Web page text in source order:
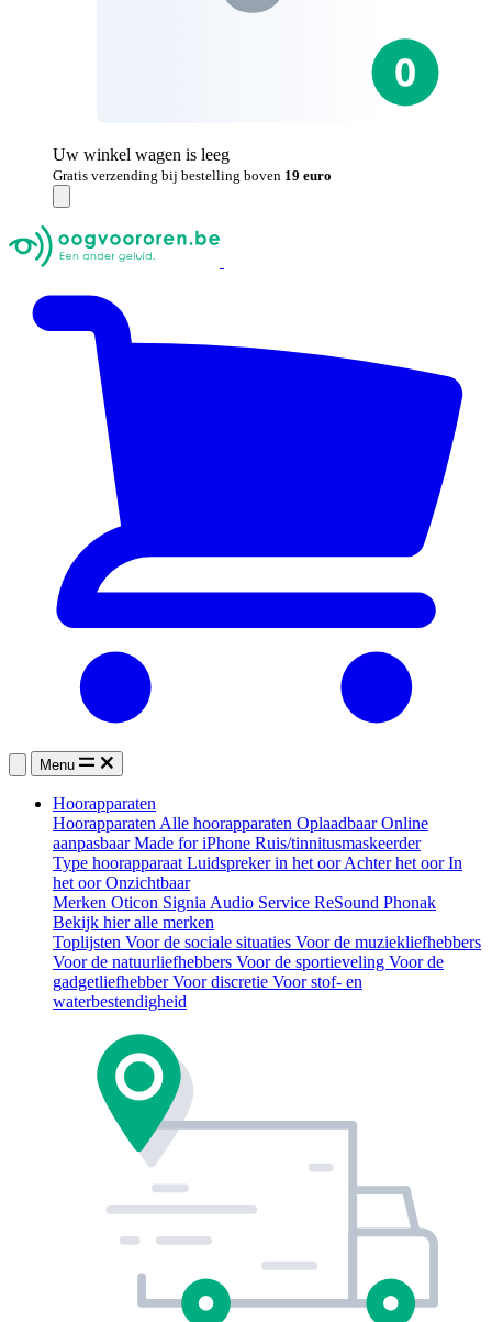
Uw winkel wagen is leeg
Gratis verzending bij bestelling boven 19 euro
Menu
Hoorapparaten
Hoorapparaten Alle hoorapparaten OplaadbaarOnline
aanpasbaarMade for iPhone Ruis/tinnitusmaskeerder
Type hoorapparaat Luidspreker in het oorAchter het oorIn
het oorOnzichtbaar
Merken Oticon Signia Audio Service ReSound Phonak
Bekijk hier alle merken
Toplijsten Voor de sociale situaties Voor de muziekliefhebbers
Voor de natuurliefhebbers Voor de sportieveling Voor de
gadgetliefhebberVoor discretie Voor stof- en
waterbestendigheid